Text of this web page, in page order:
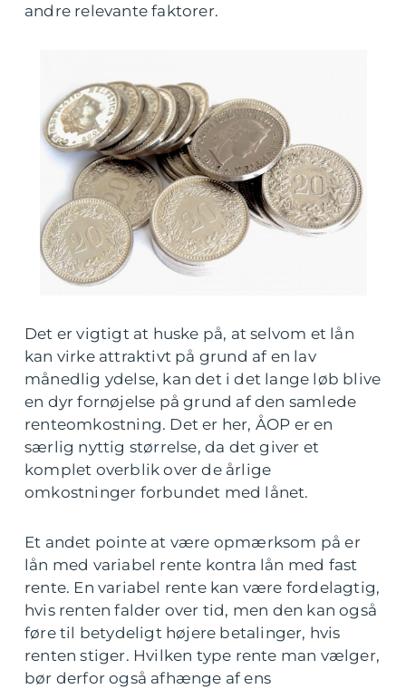
andre relevante faktorer.
Det er vigtigt at huske på, at selvom et lån
kan virke attraktivt på grund af en lav
månedlig ydelse, kan det i det lange løb blive
en dyr fornøjelse på grund af den samlede
renteomkostning. Det er her, ÅOP er en
særlig nyttig størrelse, da det giver et
komplet overblik over de årlige
omkostninger forbundet med lånet.
Et andet pointe at være opmærksom på er
lån med variabel rente kontra lån med fast
rente. En variabel rente kan være fordelagtig,
hvis renten falder over tid, men den kan også
føre til betydeligt højere betalinger, hvis
renten stiger. Hvilken type rente man vælger,
bør derfor også afhænge af ens